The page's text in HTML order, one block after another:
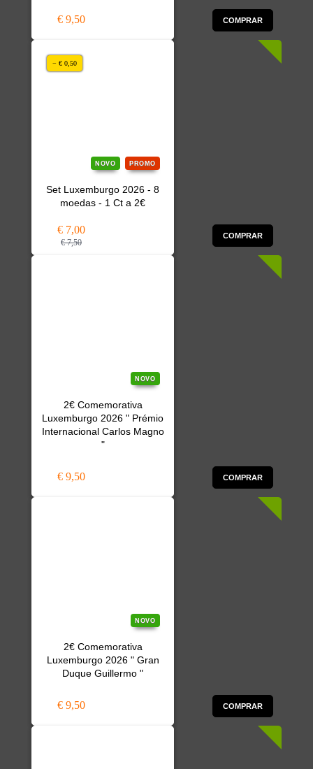
€ 9,50 COMPRAR
NOVO PROMO
Set Luxemburgo 2026 - 8
moedas - 1 Ct a 2€
€ 7,00
€ 7,50
COMPRAR
− € 0,50
NOVO
2€ Comemorativa
Luxemburgo 2026 " Prémio
Internacional Carlos Magno
"
€ 9,50 COMPRAR
NOVO
2€ Comemorativa
Luxemburgo 2026 " Gran
Duque Guillermo "
€ 9,50 COMPRAR